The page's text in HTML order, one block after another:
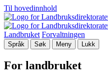
Til hovedinnhold
Landbruket Forvaltningen
Språk Søk Meny Lukk
For landbruket